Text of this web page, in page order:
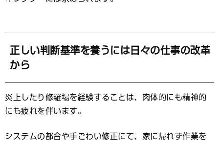
正しい判断基準を養うには日々の仕事の改革
から
炎上したり修羅場を経験することは、肉体的にも精神的
にも疲れを伴います。
システムの都合や手ごわい修正にて、家に帰れず作業を